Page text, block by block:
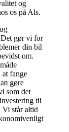
og
os på Als.
gør vi for
din bil
om.
fange
gøre
som det
til
Vi står altid